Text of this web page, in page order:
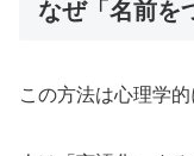
なぜ「名前を
この方法は心理学